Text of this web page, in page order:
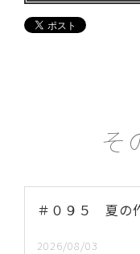
そ
＃０９５ 夏の
2026/08/03